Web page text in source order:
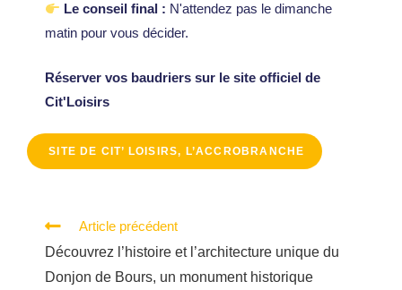
Le conseil final : N'attendez pas le dimanche
matin pour vous décider.
Réserver vos baudriers sur le site officiel de
Cit'Loisirs
SITE DE CIT’ LOISIRS, L’ACCROBRANCHE
Article précédent
Découvrez l’histoire et l’architecture unique du
Donjon de Bours, un monument historique